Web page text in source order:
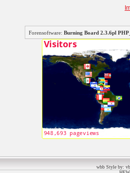
Forensoftware: Burning Board 2.3.6pl
wbb Style by: